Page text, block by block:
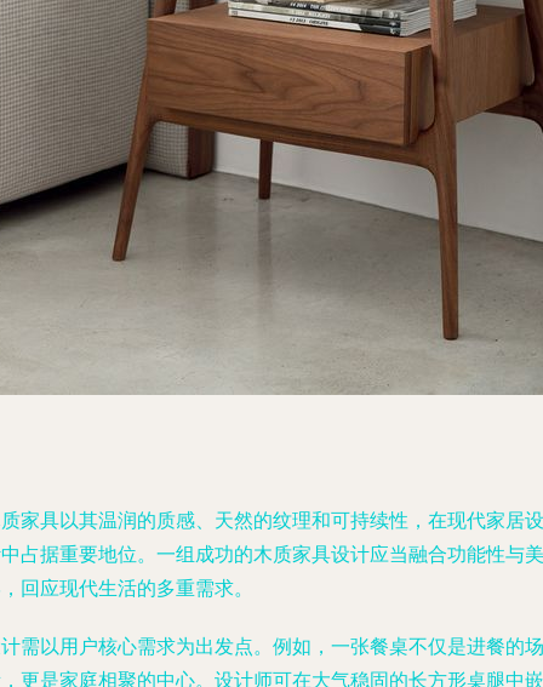
家具以其温润的质感、天然的纹理和可持续性，在现代家居设
占据重要地位。一组成功的木质家具设计应当融合功能性与美
回应现代生活的多重需求。
需以用户核心需求为出发点。例如，一张餐桌不仅是进餐的场
更是家庭相聚的中心。设计师可在大气稳固的长方形桌腿中嵌